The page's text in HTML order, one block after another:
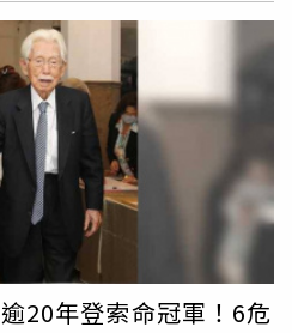
大。在手術技術的進步下，肺癌
完成，傷口疼痛減少、恢復加
手術
已漸漸被胸腔鏡手術取
冷凍治療來破壞腫瘤，對周邊
腫瘤切除手術或是麻醉風險高
物治療 穩定控制病況陳沛興
就診時，發現可使用第二代標靶
個月後發現大部分的腫瘤幾乎
腫瘤存在，服用六個月後，腫
開刀，且對身體負擔較小的程
20年登索命冠軍！6危